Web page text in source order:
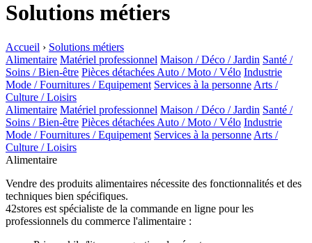
Solutions métiers
Accueil › Solutions métiers
Alimentaire Matériel professionnel Maison / Déco / Jardin Santé /
Soins / Bien-être Pièces détachées Auto / Moto / Vélo Industrie
Mode / Fournitures / Equipement Services à la personne Arts /
Culture / Loisirs
Alimentaire Matériel professionnel Maison / Déco / Jardin Santé /
Soins / Bien-être Pièces détachées Auto / Moto / Vélo Industrie
Mode / Fournitures / Equipement Services à la personne Arts /
Culture / Loisirs
Alimentaire
Vendre des produits alimentaires nécessite des fonctionnalités et des
techniques bien spécifiques.
42stores est spécialiste de la commande en ligne pour les
professionnels du commerce l'alimentaire :